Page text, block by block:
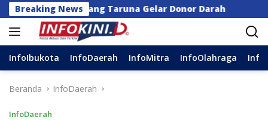
Langsung
ke
konten
Breaking News
Karang Taruna Gelar Donor Darah Anggota
InfoIbukota InfoDaerah InfoMitra InfoOlahraga
Beranda InfoDaerah
InfoDaerah